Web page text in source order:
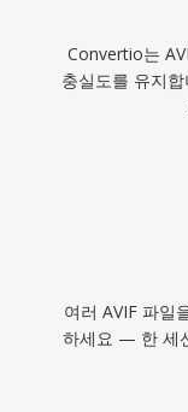
Convertio는
충실도를 유지
여러 AVIF 파일
하세요 — 한 세